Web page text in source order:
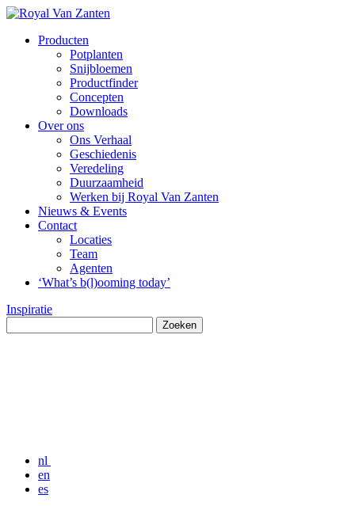
Producten
Potplanten
Snijbloemen
Productfinder
Concepten
Downloads
Over ons
Ons Verhaal
Geschiedenis
Veredeling
Duurzaamheid
Werken bij Royal Van Zanten
Nieuws & Events
Contact
Locaties
Team
Agenten
‘What’s b(l)ooming today’
Inspiratie
nl
en
es